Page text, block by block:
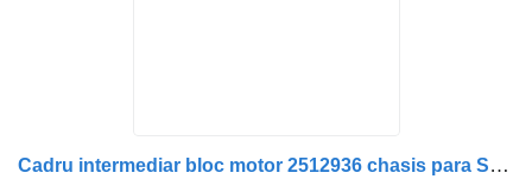
Cadru intermediar bloc motor 2512936 chasis para Scania – camión